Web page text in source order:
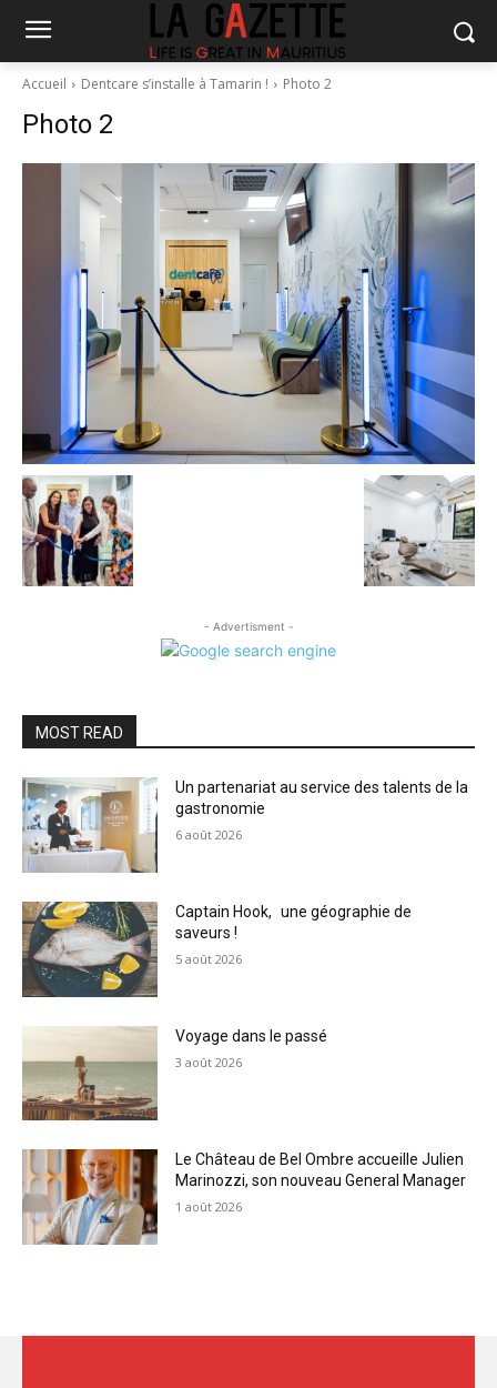
Accueil Dentcare s’installe à Tamarin ! Photo 2
Photo 2
- Advertisment -
MOST READ
Un partenariat au service des talents de la
gastronomie
6 août 2026
Captain Hook, une géographie de
saveurs !
5 août 2026
Voyage dans le passé
3 août 2026
Le Château de Bel Ombre accueille Julien
Marinozzi, son nouveau General Manager
1 août 2026